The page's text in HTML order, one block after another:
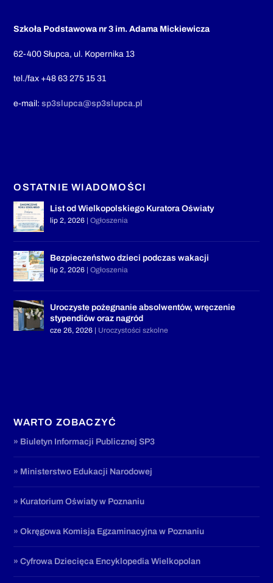
Szkoła Podstawowa nr 3 im. Adama Mickiewicza
62-400 Słupca, ul. Kopernika 13
tel./fax +48 63 275 15 31
e-mail:sp3slupca@sp3slupca.pl
OSTATNIE WIADOMOŚCI
List od Wielkopolskiego Kuratora Oświaty
lip 2, 2026 |Ogłoszenia
Bezpieczeństwo dzieci podczas wakacji
lip 2, 2026 |Ogłoszenia
Uroczyste pożegnanie absolwentów, wręczenie
stypendiów oraz nagród
cze 26, 2026 | Uroczystości szkolne
WARTO ZOBACZYĆ
» Biuletyn Informacji Publicznej SP3
» Ministerstwo Edukacji Narodowej
» Kuratorium Oświaty w Poznaniu
» Okręgowa Komisja Egzaminacyjna w Poznaniu
» Cyfrowa Dziecięca Encyklopedia Wielkopolan